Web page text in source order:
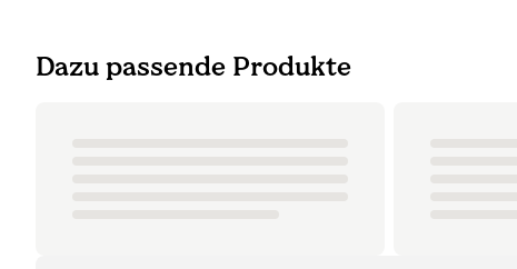
Dazu passende Produkte